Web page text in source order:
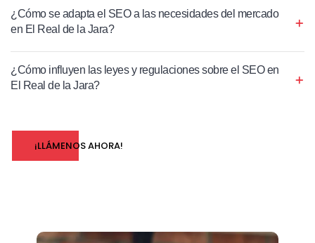
¿Cómo se adapta el SEO a las necesidades del mercado
en El Real de la Jara?
¿Cómo influyen las leyes y regulaciones sobre el SEO en
El Real de la Jara?
¡LLÁMENOS AHORA!